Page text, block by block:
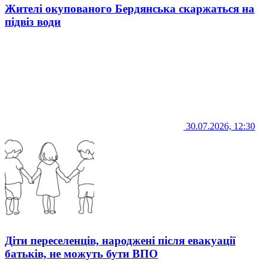
Жителі окупованого Бердянська скаржаться на
підвіз води
30.07.2026, 12:30
Діти переселенців, народжені після евакуації
батьків, не можуть бути ВПО